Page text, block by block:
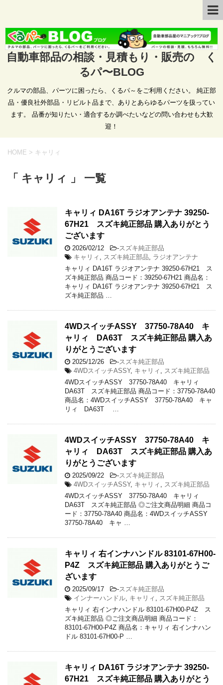
自動車部品の相談・見積もり・販売の く
るパ〜BLOG
クルマの部品、パーツに困ったら、くるパ～をご利用ください。 純正部
品・優良社外部品・リビルト品まで、ありとあらゆるパーツを扱ってい
ます。 品番が知りたい・適合するか調べたいなどの問い合わせも大歓
迎！
HOME > キャリィ
「 キャリィ 」 一覧
キャリィ DA16T ラジオアンテナ 39250-
67H21 スズキ純正部品 購入ありがとう
ございます
2026/02/12 -スズキ純正部品
キャリィ
スズキ純正部品
ラジオアンテナ
キャリィ DA16T ラジオアンテナ 39250-67H21 ス
ズキ純正部品 商品コード：39250-67H21 商品名：
キャリィ DA16T ラジオアンテナ 39250-67H21 ス
ズキ純正部品 …
4WDスイッチASSY 37750-78A40 キ
ャリィ DA63T スズキ純正部品 購入あ
りがとうございます
2025/12/26 -スズキ純正部品
4WDスイッチASSY, キャリィ
スズキ純正部品
4WDスイッチASSY 37750-78A40 キャリィ
DA63T スズキ純正部品 商品コード：37750-78A40
商品名：4WDスイッチASSY 37750-78A40 キャ
リィ DA63T …
4WDスイッチASSY 37750-78A40 キ
ャリィ DA63T スズキ純正部品 購入あ
りがとうございます
2025/09/22 -スズキ純正部品
4WDスイッチASSY, キャリィ
スズキ純正部品
4WDスイッチASSY 37750-78A40 キャリィ
DA63T スズキ純正部品 ◎ご注文商品明細 商品コ
ード：37750-78A40 商品名：4WDスイッチASSY
37750-78A40 キャ …
キャリィ 右インナハンドル 83101-67H00-
P4Z スズキ純正部品 購入ありがとうご
ざいます
2025/09/17 -スズキ純正部品
インナーハンドル キャリィ
スズキ純正部品
キャリィ 右インナハンドル 83101-67H00-P4Z ス
ズキ純正部品 ◎ご注文商品明細 商品コード：
83101-67H00-P4Z 商品名：キャリィ 右インナハン
ドル 83101-67H00-P …
キャリィ DA16T ラジオアンテナ 39250-
67H21 スズキ純正部品 購入ありがとう